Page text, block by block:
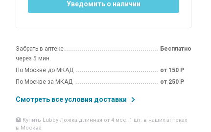
Уведомить о наличии
Забрать в аптеке
через 5 мин.
Бесплатно
По Москве до МКАД
от 150 Р
По Москве за МКАД
от 250 Р
Смотреть все условия доставки
🏥 Купить Lubby Ложка длинная от 4 мес. 1 шт. в наших аптеках
в Москва